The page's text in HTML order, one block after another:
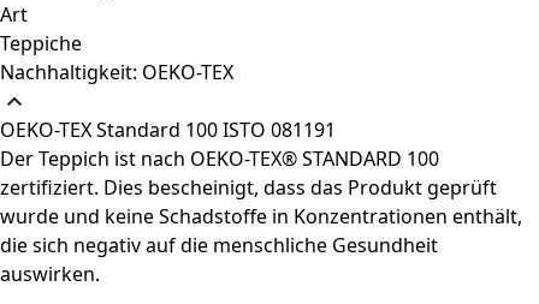
Art
Teppiche
Nachhaltigkeit: OEKO-TEX
OEKO-TEX Standard 100 ISTO 081191
Der Teppich ist nach OEKO-TEX® STANDARD 100
zertifiziert. Dies bescheinigt, dass das Produkt geprüft
wurde und keine Schadstoffe in Konzentrationen enthält,
die sich negativ auf die menschliche Gesundheit
auswirken.